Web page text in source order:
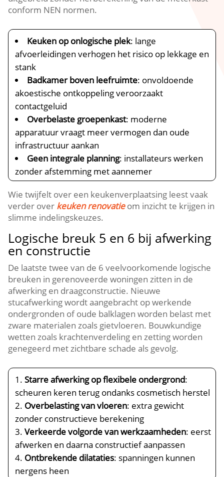
conform NEN normen.​
Keuken op onlogische plek: lange
afvoerleidingen verhogen het risico op lekkage en
stank
Badkamer boven leefruimte: onvoldoende
akoestische ontkoppeling veroorzaakt
contactgeluid
Overbelaste groepenkast: moderne
apparatuur vraagt meer vermogen dan oude
infrastructuur aankan
Geen integrale planning: installateurs werken
zonder afstemming met aannemer
Wie twijfelt over een keukenverplaatsing leest vaak
verder over keuken renovatieom inzicht te krijgen in
slimme indelingskeuzes.​
Logische breuk 5 en 6 bij afwerking
en constructie
De laatste twee van de 6 veelvoorkomende logische
breuken in gerenoveerde woningen zitten in de
afwerking en draagconstructie.​ Nieuwe
stucafwerking wordt aangebracht op werkende
ondergronden of oude balklagen worden belast met
zware materialen zoals gietvloeren.​ Bouwkundige
wetten zoals krachtenverdeling en zetting worden
genegeerd met zichtbare schade als gevolg.​
Starre afwerking op flexibele ondergrond:
scheuren keren terug ondanks cosmetisch herstel
Overbelasting van vloeren: extra gewicht
zonder constructieve berekening
Verkeerde volgorde van werkzaamheden: eerst
afwerken en daarna constructief aanpassen
Ontbrekende dilataties: spanningen kunnen
nergens heen